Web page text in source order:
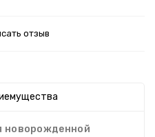
отзыв
новорожденной